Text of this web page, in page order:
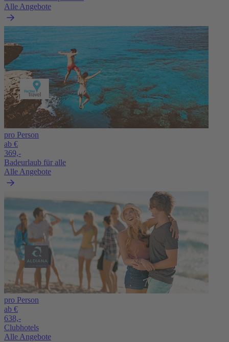
Alle Angebote
pro Person
ab €
369,-
Badeurlaub für alle
Alle Angebote
pro Person
ab €
638,-
Clubhotels
Alle Angebote